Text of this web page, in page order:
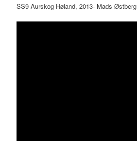
SS9 Aurskog Høland, 2013- Mads Østberg